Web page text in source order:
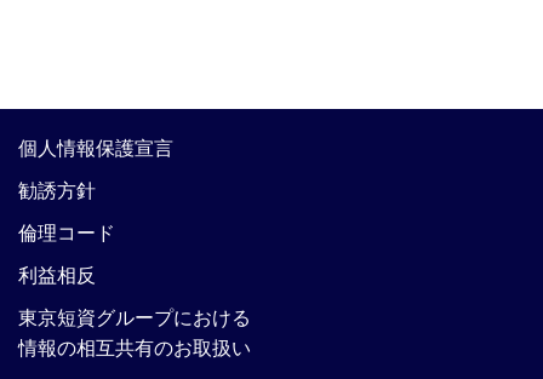
個人情報保護宣言
勧誘方針
倫理コード
利益相反
東京短資グループにおける
情報の相互共有のお取扱い